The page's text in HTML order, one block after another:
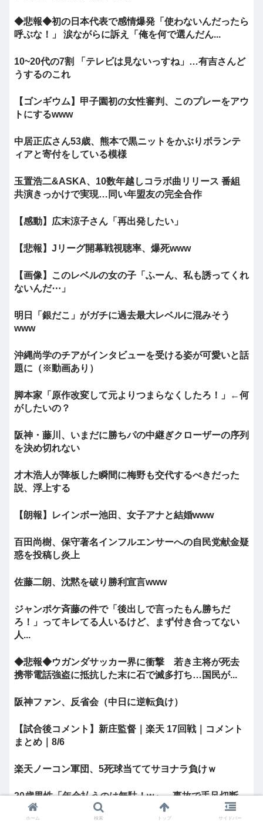
◆悲報◆初の日本代表で感情爆発「使わないんだったら
呼ぶな！」 涙ながらに訴え「俺を何で選んだん...
10~20代の7割 「テレビは見ないっすね」…有吉さんど
うするのこれ
【ゴンギウム】甲子園初の女性審判、このプレーをアウ
トにするwww
中居正広さん53歳、熊本で黒ニットをかぶりボランテ
ィアと寄付をしている模様
玉置浩二&ASKA、10数年越しコラボ曲リリース 番組
共演きっかけで実現…同い年盟友の完全合作
【感動】広末涼子さん「再出発したい」
【悲報】Jリーグ開幕戦視聴率、爆死www
【画像】このレベルの女の子「ふーん、私も誘ってくれ
ないんだ⋯」
明日「銀だこ」がガチに過去最大レベルに混みそう
www
沖縄尚学のチアがインタビューを受ける姿が可愛いと話
題に（※動画あり）
脚本家「原作改変して元よりつまらなくしたろ！」←何
がしたいの？
阪神・藤川、いまだに勝ちパの中継ぎクローザーの序列
を決め切れない
才木浩人が降板した瞬間に梅野も交代するべきだった
説、浮上する
【朗報】レインボー池田、女子アナと結婚www
百田尚樹、保守著名インフルエンサーへの自民党献金疑
惑を投稿し炎上
佐藤二朗、沈黙を破り勝利宣言www
ジャンポケ斉藤の件で「後出しで言ったもん勝ちだ
ろ！」ってキレてる人いるけど、まず付き合ってない
人...
◆悲報◆ウガンダサッカー界に衝撃 若き主将が死去
携帯電話強盗に抵抗した末に石で滅多打ち…国民が...
阪神ファン、反省会（中日に逆転負け）
【試合後コメント】新庄監督｜楽天 17回戦｜コメント
まとめ｜8/6
楽天ノーコン軍団、5死球当ててサヨナラ負けｗ
20歳男性「年金払うのは無駄！w」→事故で手足切断、
障害年金一生貰えないと知り泣く
ホーム 検索 トップ サイドバー